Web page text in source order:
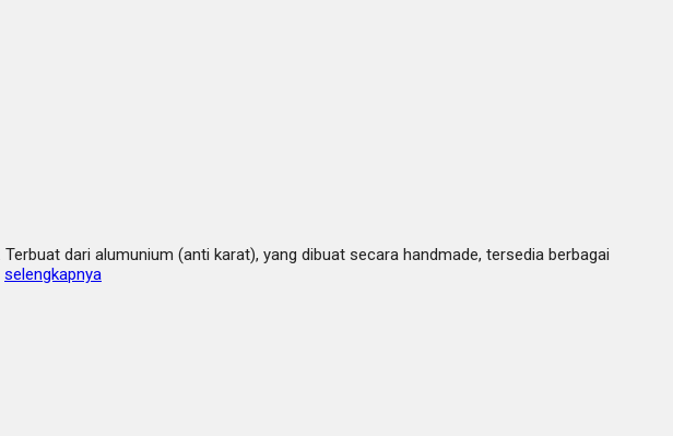
dari alumunium (anti karat), yang dibuat secara handmade, tersedia berbagai
selengkapnya